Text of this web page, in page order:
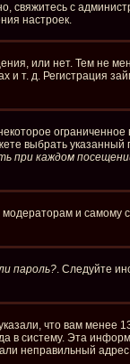
свяжитесь с
настроек.
или нет. Тем не
т. д. Регистрация
выбрать
при каждом
и самому
пароль?. Следуйте
что вам менее
в систему. Эта
неправильный